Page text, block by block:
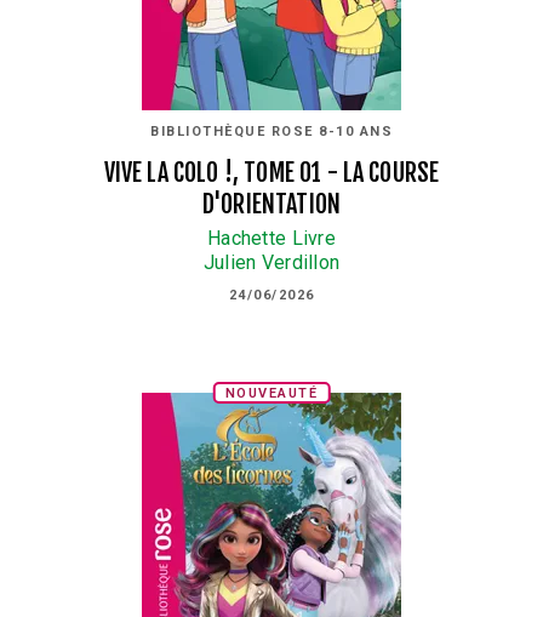
BIBLIOTHÈQUE ROSE 8-10 ANS
VIVE LA COLO !, TOME 01 - LA COURSE
D'ORIENTATION
Hachette Livre
Julien Verdillon
24/06/2026
NOUVEAUTÉ